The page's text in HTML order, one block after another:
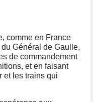
comme en France
Général de Gaulle,
de commandement
et en faisant
et les trains qui